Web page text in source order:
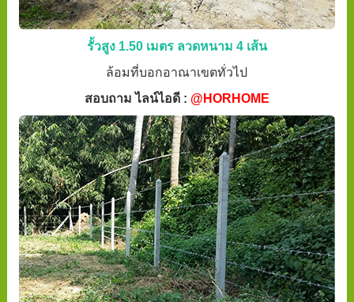
รั้วสูง 1.50 เมตร ลวดหนาม 4 เส้น
ล้อมที่บอกอาณาเขตทั่วไป
สอบถาม ไลน์ไอดี : @HORHOME